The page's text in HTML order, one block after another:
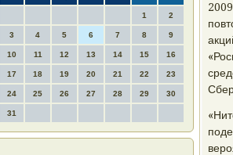
1 2
3 4 5 6 7 8 9
10 11 12 13 14 15 16
17 18 19 20 21 22 23
24 25 26 27 28 29 30
31